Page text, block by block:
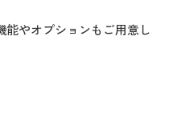
能やオプションもご用意し